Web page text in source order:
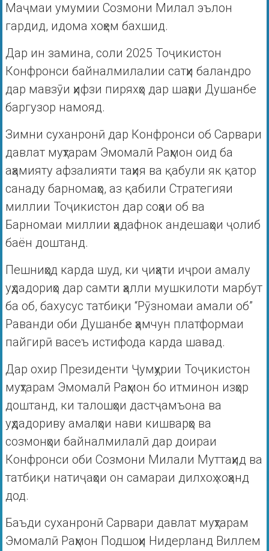
Маҷмаи умумии Созмони Милал эълон
гардид, идома хоҳем бахшид.
Дар ин замина, соли 2025 Тоҷикистон
Конфронси байналмилалии сатҳи баландро
дар мавзӯи ҳифзи пиряхҳо дар шаҳри Душанбе
баргузор намояд.
Зимни суханронӣ дар Конфронси об Сарвари
давлат муҳтарам Эмомалӣ Раҳмон оид ба
аҳамияту афзалияти таҳия ва қабули як қатор
санаду барномаҳо, аз қабили Стратегияи
миллии Тоҷикистон дар соҳаи об ва
Барномаи миллии ҳадафнок андешаҳои ҷолиб
баён доштанд.
Пешниҳод карда шуд, ки ҷиҳати иҷрои амалу
уҳдадориҳо дар самти ҳалли мушкилоти марбут
ба об, бахусус татбиқи “Рӯзномаи амали об”
Раванди оби Душанбе ҳамчун платформаи
пайгирӣ васеъ истифода карда шавад.
Дар охир Президенти Ҷумҳурии Тоҷикистон
муҳтарам Эмомалӣ Раҳмон бо итминон изҳор
доштанд, ки талошҳои дастҷамъона ва
уҳдадориву амалҳои нави кишварҳо ва
созмонҳои байналмилалӣ дар доираи
Конфронси оби Созмони Милали Муттаҳид ва
татбиқи натиҷаҳои он самараи дилхоҳ хоҳанд
дод.
Баъди суханронӣ Сарвари давлат муҳтарам
Эмомалӣ Раҳмон Подшоҳи Нидерланд Виллем